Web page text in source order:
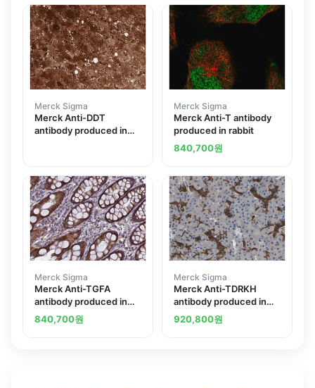
Merck Sigma
Merck Anti-DDT
antibody produced in
Merck Sigma
Merck Anti-T antibody
produced in rabbit
840,700원
Merck Sigma
Merck Anti-TGFA
antibody produced in
rabbit
840,700원
Merck Sigma
Merck Anti-TDRKH
antibody produced in
rabbit
920,800원